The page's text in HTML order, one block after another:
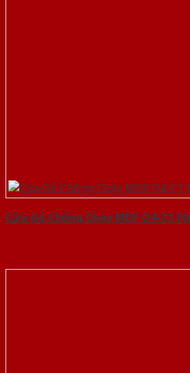
Cửa Gỗ Chống Cháy MDF O4-C1